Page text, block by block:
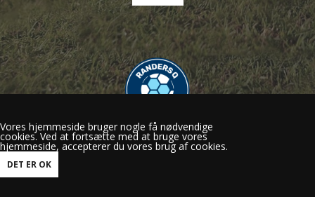
Randers Q
Gl.Viborgvej 50, 8920 Randers NV
Vores hjemmeside bruger nogle få nødvendige
cookies. Ved at fortsætte med at bruge vores
hjemmeside, accepterer du vores brug af cookies.